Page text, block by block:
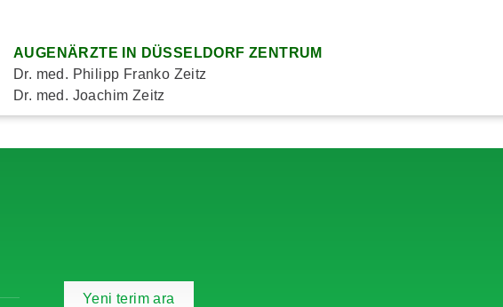
AUGENÄRZTE IN DÜSSELDORF ZENTRUM
Dr. med. Philipp Franko Zeitz
Dr. med. Joachim Zeitz
Yeni terim ara